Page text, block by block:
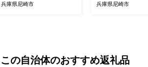
兵庫県尼崎市 兵庫県尼崎市
この自治体のおすすめ返礼品